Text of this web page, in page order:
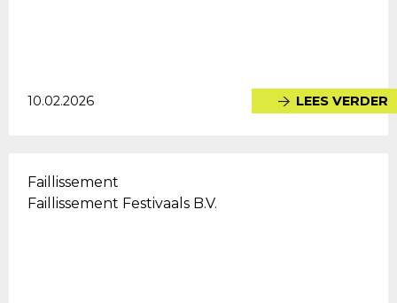
10.02.2026 LEES VERDER
Faillissement
Faillissement Festivaals B.V.